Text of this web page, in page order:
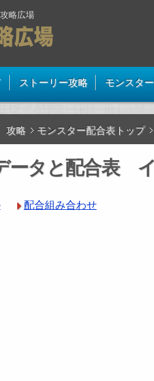
略広場
ストーリー攻略 モンスタ
攻略 モンスター配合表トップ
ータと配合表
配合組み合わせ